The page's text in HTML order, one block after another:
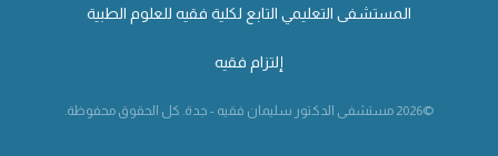
المستشفى التعليمي التابع لكلية فقيه للعلوم الطبية
إلتزام فقيه
©2026 مستشفى الدكتور سليمان فقيه - جدة. كل الحقوق محفوظة.